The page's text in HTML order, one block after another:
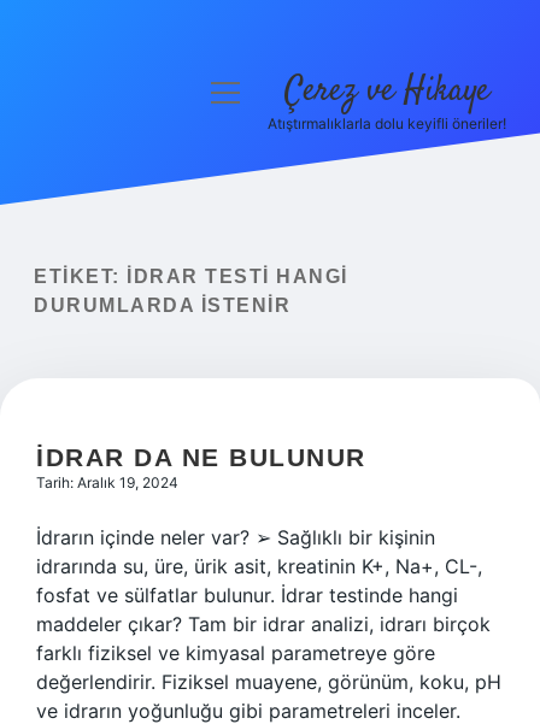
Yasal Uyarı
menüyü Çerez ve Hikaye
Atıştırmalıklarla dolu keyifli öneriler!
ETIKET:
İDRAR TESTI HANGI
DURUMLARDA ISTENIR
İDRAR DA NE BULUNUR
Tarih: Aralık 19, 2024
İdrarın içinde neler var? ➢ Sağlıklı bir kişinin
idrarında su, üre, ürik asit, kreatinin K+, Na+, CL-,
fosfat ve sülfatlar bulunur. İdrar testinde hangi
maddeler çıkar? Tam bir idrar analizi, idrarı birçok
farklı fiziksel ve kimyasal parametreye göre
değerlendirir. Fiziksel muayene, görünüm, koku, pH
ve idrarın yoğunluğu gibi parametreleri inceler.